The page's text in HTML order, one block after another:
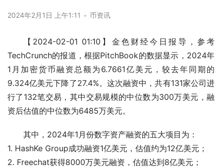
2024年2月1日 上午1:11 • 币资讯
【2024-02-01 01:10】金色财经今日报导，参考
TechCrunch的报道，根据PitchBook的数据显示，2024年
1月加密货币融资总额为6.7661亿美元，较去年同期的
9.324亿美元下降了27.4%。这次融资中，共有131家公司进
行了132笔交易，其中交易规模的中位数为300万美元，融
资后估值的中位数为6485万美元。
其中，2024年1月份数字资产融资的五大项目为：
1. HashKe Group成功融资1亿美元，估值约为12亿美元；
2. Freechat获得8000万美元融资，估值达到8亿美元；